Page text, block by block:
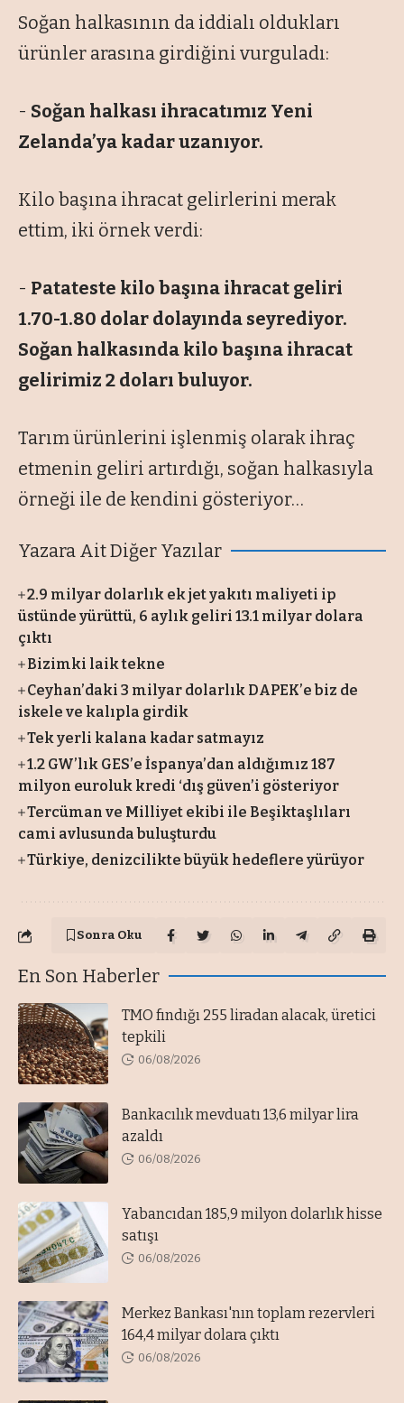
Soğan halkasının da iddialı oldukları
ürünler arasına girdiğini vurguladı:
- Soğan halkası ihracatımız Yeni
Zelanda’ya kadar uzanıyor.
Kilo başına ihracat gelirlerini merak
ettim, iki örnek verdi:
- Patateste kilo başına ihracat geliri
1.70-1.80 dolar dolayında seyrediyor.
Soğan halkasında kilo başına ihracat
gelirimiz 2 doları buluyor.
Tarım ürünlerini işlenmiş olarak ihraç
etmenin geliri artırdığı, soğan halkasıyla
örneği ile de kendini gösteriyor…
Yazara Ait Diğer Yazılar
2.9 milyar dolarlık ek jet yakıtı maliyeti ip
üstünde yürüttü, 6 aylık geliri 13.1 milyar dolara
çıktı
Bizimki laik tekne
Ceyhan’daki 3 milyar dolarlık DAPEK’e biz de
iskele ve kalıpla girdik
Tek yerli kalana kadar satmayız
1.2 GW’lık GES’e İspanya’dan aldığımız 187
milyon euroluk kredi ‘dış güven’i gösteriyor
Tercüman ve Milliyet ekibi ile Beşiktaşlıları
cami avlusunda buluşturdu
Türkiye, denizcilikte büyük hedeflere yürüyor
Sonra Oku
En Son Haberler
TMO fındığı 255 liradan alacak, üretici
tepkili
06/08/2026
Bankacılık mevduatı 13,6 milyar lira
azaldı
06/08/2026
Yabancıdan 185,9 milyon dolarlık hisse
satışı
06/08/2026
Merkez Bankası'nın toplam rezervleri
164,4 milyar dolara çıktı
06/08/2026